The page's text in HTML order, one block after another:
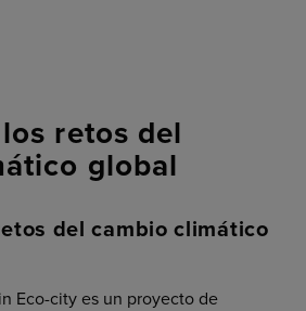
retos del
global
del cambio climático
Eco-city es un proyecto de